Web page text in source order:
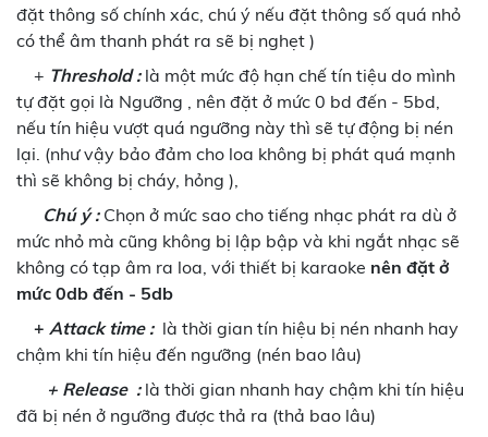
đặt thông số chính xác, chú ý nếu đặt thông số quá nhỏ
có thể âm thanh phát ra sẽ bị nghẹt )
+ Threshold :là một mức độ hạn chế tín tiệu do mình
tự đặt gọi là Ngưỡng , nên đặt ở mức 0 bd đến - 5bd,
nếu tín hiệu vượt quá ngưỡng này thì sẽ tự động bị nén
lại. (như vậy bảo đảm cho loa không bị phát quá mạnh
thì sẽ không bị cháy, hỏng ),
Chú ý :Chọn ở mức sao cho tiếng nhạc phát ra dù ở
mức nhỏ mà cũng không bị lập bập và khi ngắt nhạc sẽ
không có tạp âm ra loa, với thiết bị karaoke nên đặt ở
mức 0db đến - 5db
+ Attack time :là thời gian tín hiệu bị nén nhanh hay
chậm khi tín hiệu đến ngưỡng (nén bao lâu)
+ Release : là thời gian nhanh hay chậm khi tín hiệu
đã bị nén ở ngưỡng được thả ra (thả bao lâu)